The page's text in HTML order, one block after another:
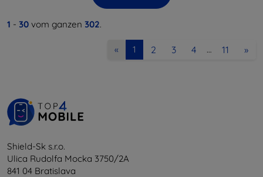
1 - 30 vom ganzen 302.
« 1 2 3 4 … 11 »
Shield-Sk s.r.o.
Ulica Rudolfa Mocka 3750/2A
841 04 Bratislava